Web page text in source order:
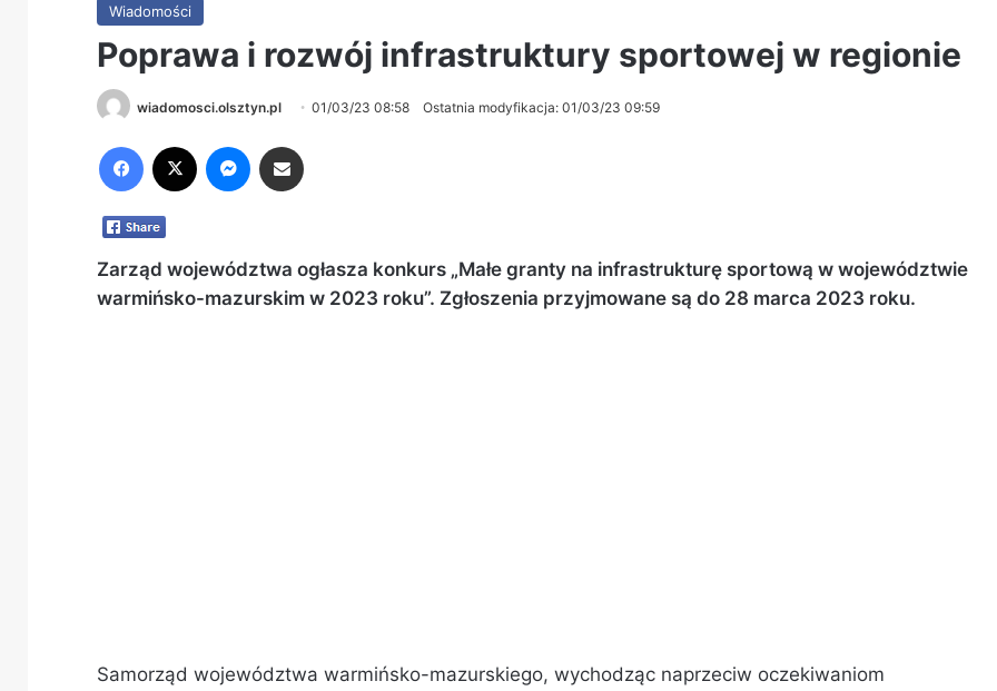
Wiadomości
Poprawa i rozwój infrastruktury sportowej w regionie
wiadomosci.olsztyn.pl 01/03/23 08:58 Ostatnia modyfikacja: 01/03/23 09:59
Zarząd województwa ogłasza konkurs „Małe granty na infrastrukturę sportową w województwie
warmińsko-mazurskim w 2023 roku”. Zgłoszenia przyjmowane są do 28 marca 2023 roku.
Samorząd województwa warmińsko-mazurskiego, wychodząc naprzeciw oczekiwaniom